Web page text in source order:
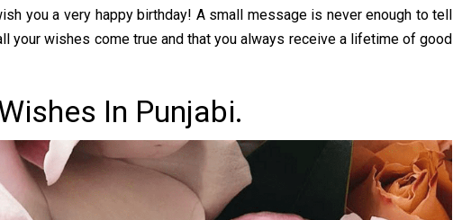
you a very happy birthday! A small message is never enough to tell
your wishes come true and that you always receive a lifetime of good
In Punjabi.